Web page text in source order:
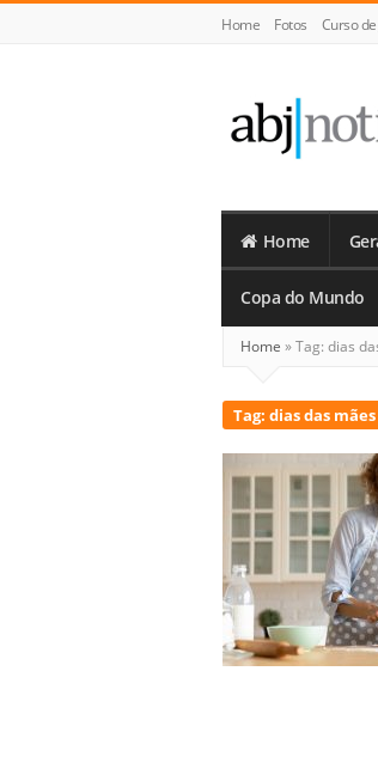
Home Fotos Curso
Notícias
Home
Copa do Mundo
Home »Tag: dias
Tag: dias das mães